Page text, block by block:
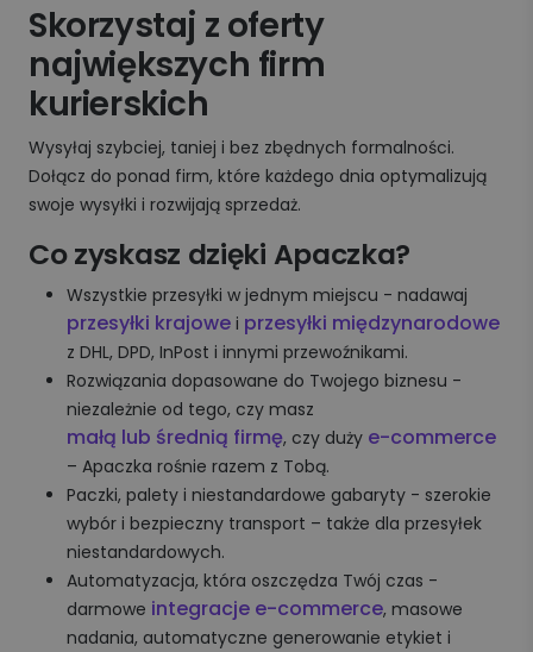
Skorzystaj z oferty
największych firm
kurierskich
Wysyłaj szybciej, taniej i bez zbędnych formalności.
Dołącz do ponad firm, które każdego dnia optymalizują
swoje wysyłki i rozwijają sprzedaż.
Co zyskasz dzięki Apaczka?
Wszystkie przesyłki w jednym miejscu - nadawaj
przesyłki krajowe i przesyłki międzynarodowe
z DHL, DPD, InPost i innymi przewoźnikami.
Rozwiązania dopasowane do Twojego biznesu -
niezależnie od tego, czy masz
małą lub średnią firmę, czy duży e-commerce
– Apaczka rośnie razem z Tobą.
Paczki, palety i niestandardowe gabaryty - szerokie
wybór i bezpieczny transport – także dla przesyłek
niestandardowych.
Automatyzacja, która oszczędza Twój czas -
darmowe integracje e-commerce, masowe
nadania, automatyczne generowanie etykiet i